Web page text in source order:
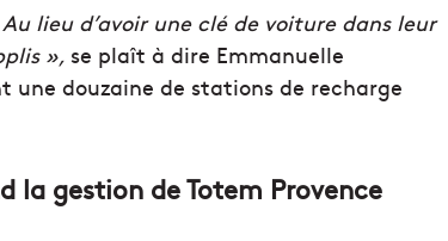
Au lieu d’avoir une clé de voiture dans leur
», se plaît à dire Emmanuelle
une douzaine de stations de recharge
la gestion de Totem Provence